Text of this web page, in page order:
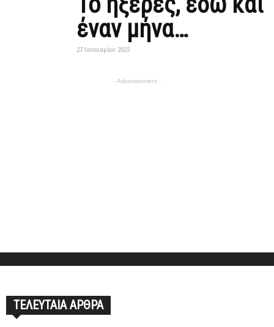
έναν μήνα…
27 Ιανουαρίου 2022
- Advertisement -
ΤΕΛΕΥΤΑΙΑ ΑΡΘΡΑ